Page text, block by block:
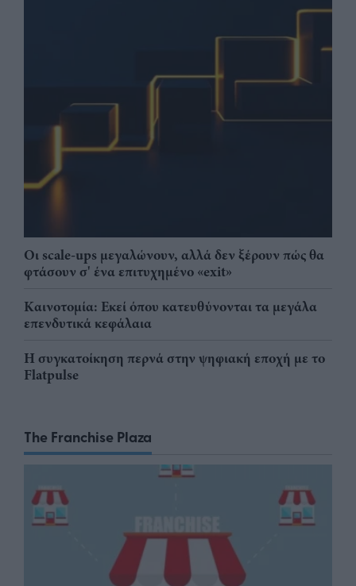
Οι scale-ups μεγαλώνουν, αλλά δεν ξέρουν πώς θα
φτάσουν σ' ένα επιτυχημένο «exit»
Καινοτομία: Εκεί όπου κατευθύνονται τα μεγάλα
επενδυτικά κεφάλαια
Η συγκατοίκηση περνά στην ψηφιακή εποχή με το
Flatpulse
The Franchise Plaza